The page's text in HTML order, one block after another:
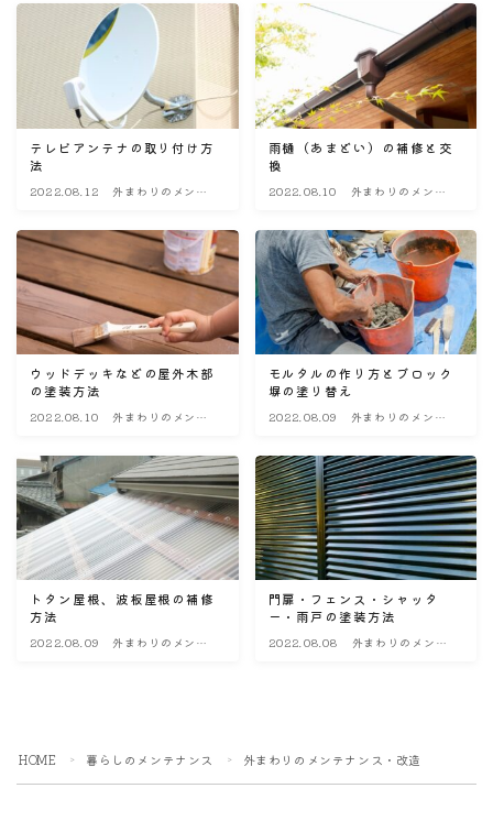
テレビアンテナの取り付け方
法
2022.08.12
外まわりのメンテ
雨樋（あまどい）の補修と交
換
2022.08.10
外まわりのメンテ
ウッドデッキなどの屋外木部
の塗装方法
2022.08.10
外まわりのメンテ
モルタルの作り方とブロック
塀の塗り替え
2022.08.09
外まわりのメンテ
トタン屋根、波板屋根の補修
方法
2022.08.09
外まわりのメンテ
門扉・フェンス・シャッタ
ー・雨戸の塗装方法
2022.08.08
外まわりのメンテ
HOME ＞ 暮らしのメンテナンス ＞ 外まわりのメンテナンス・改造